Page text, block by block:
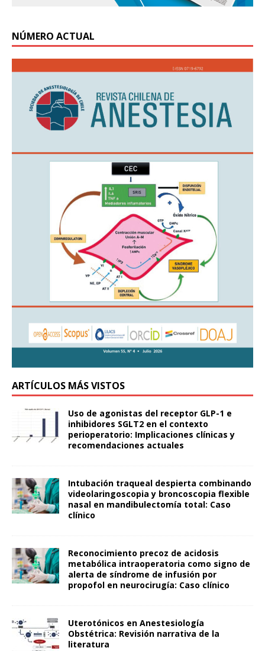
NÚMERO ACTUAL
ARTÍCULOS MÁS VISTOS
Uso de agonistas del receptor GLP-1 e
inhibidores SGLT2 en el contexto
perioperatorio: Implicaciones clínicas y
recomendaciones actuales
Intubación traqueal despierta combinando
videolaringoscopia y broncoscopia flexible
nasal en mandibulectomía total: Caso
clínico
Reconocimiento precoz de acidosis
metabólica intraoperatoria como signo de
alerta de síndrome de infusión por
propofol en neurocirugía: Caso clínico
Uterotónicos en Anestesiología
Obstétrica: Revisión narrativa de la
literatura